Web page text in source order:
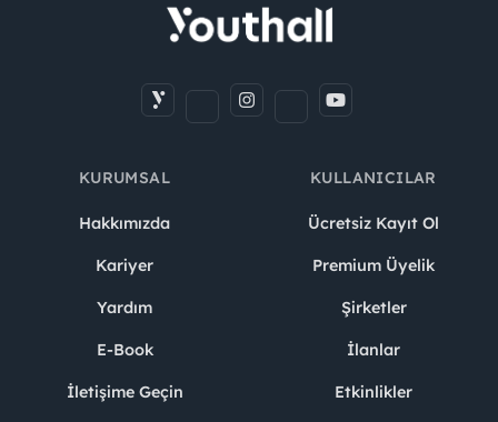
KURUMSAL
Hakkımızda
Kariyer
Yardım
E-Book
İletişime Geçin
KULLANICILAR
Ücretsiz Kayıt Ol
Premium Üyelik
Şirketler
İlanlar
Etkinlikler